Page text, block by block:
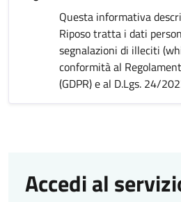
Questa informativa
Riposo tratta i dati
segnalazioni di illeciti
conformità al
(GDPR) e al D.Lgs. 24/
Accedi al